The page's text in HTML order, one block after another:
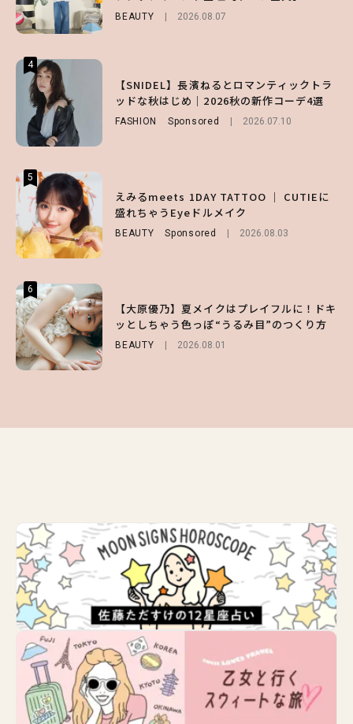
BEAUTY 2026.08.07
4
【SNIDEL】長濱ねるとロマンティックトラ
ッドな秋はじめ｜2026秋の新作コーデ4選
FASHION Sponsored 2026.07.10
5
えみるmeets 1DAY TATTOO ｜ CUTIEに
盛れちゃうEyeドルメイク
BEAUTY Sponsored 2026.08.03
6
【大原優乃】夏メイクはプレイフルに！ドキ
ッとしちゃう色っぽ“うるみ目”のつくり方
BEAUTY 2026.08.01
LIFESTYLE 2026.07.31
4
【ALD1】グループの魅力＆素顔に迫る♡ 一
問一答をお届け！【sweet web独占】
ENTERTAINMENT 2026.08.03
5
【SNIDEL】長濱ねるとロマンティックトラ
ッドな秋はじめ｜2026秋の新作コーデ4選
FASHION Sponsored 2026.07.10
6
【スタバ】約160通りのカスタマイズができ
る⁉ 39店舗限定『My フルーツ³ フラペチー
ノ®』を徹底レポ♡
FASHION 2026.07.19
4
第1弾の気になるメニュー＆限定グッズを総
チェック！
2026.07.31
5
月直伝♡ ドライシャンプー「バティスト」
を使ったプロ級スタイリング3選
Sponsored
6
【GU】夏の“主役級”アイテム決定！ヘルシ
ー＆可愛すぎる「大人の肌見せ」トップス3
選